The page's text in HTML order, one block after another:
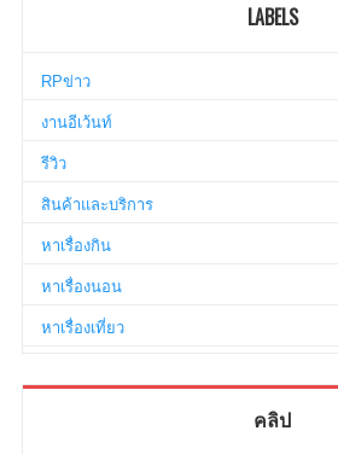
LABELS
RPข่าว
งานอีเว้นท์
รีวิว
สินค้าและบริการ
หาเรื่องกิน
หาเรื่องนอน
หาเรื่องเที่ยว
คลิป